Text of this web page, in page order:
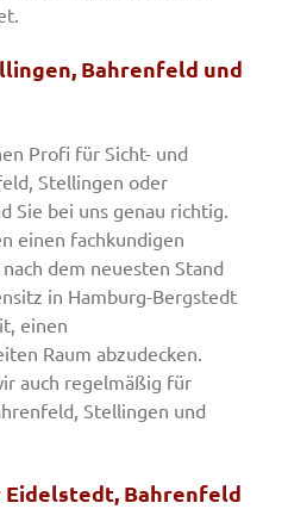
Bahrenfeld und
Profi für Sicht- und
Stellingen oder
Sie bei uns genau richtig.
einen fachkundigen
dem neuesten Stand
in Hamburg-Bergstedt
einen
Raum abzudecken.
auch regelmäßig für
Stellingen und
Bahrenfeld